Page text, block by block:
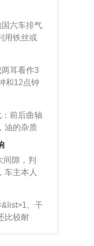
产，这
六车排气
用铁丝或
，如果
取应急措
将所有的
，然后将
塞的东
过多引起
泡在草酸
清洗剂
，车辆启
到燃烧
以让三元
的情况就
耳看作3
和12点钟
手握住
打相同的
反复练
在真实
打好方
前后曲轴
油的杂质
密封效果
<&list>2、
环与缸体
烧室中，
度。使用
烧机油现
动性，
间隙，判
车主本人
理厂或4s
罩破
半轴磨
产生异
套和球头
、干
比较耐